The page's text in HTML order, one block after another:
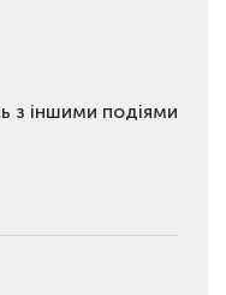
з іншими подіями